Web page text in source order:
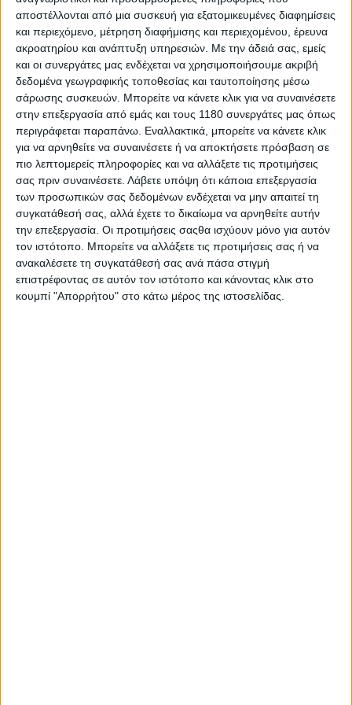
αποστέλλονται από μια συσκευή για εξατομικευμένες διαφημίσεις
και περιεχόμενο, μέτρηση διαφήμισης και περιεχομένου, έρευνα
ακροατηρίου και ανάπτυξη υπηρεσιών. Με την άδειά σας, εμείς
και οι συνεργάτες μας ενδέχεται να χρησιμοποιήσουμε ακριβή
δεδομένα γεωγραφικής τοποθεσίας και ταυτοποίησης μέσω
σάρωσης συσκευών. Μπορείτε να κάνετε κλικ για να συναινέσετε
στην επεξεργασία από εμάς και τους 1180 συνεργάτες μας όπως
περιγράφεται παραπάνω. Εναλλακτικά, μπορείτε να κάνετε κλικ
για να αρνηθείτε να συναινέσετε ή να αποκτήσετε πρόσβαση σε
πιο λεπτομερείς πληροφορίες και να αλλάξετε τις προτιμήσεις
σας πριν συναινέσετε. Λάβετε υπόψη ότι κάποια επεξεργασία
των προσωπικών σας δεδομένων ενδέχεται να μην απαιτεί τη
συγκατάθεσή σας, αλλά έχετε το δικαίωμα να αρνηθείτε αυτήν
την επεξεργασία. Οι προτιμήσεις σαςθα ισχύουν μόνο για αυτόν
τον ιστότοπο. Μπορείτε να αλλάξετε τις προτιμήσεις σας ή να
ανακαλέσετε τη συγκατάθεσή σας ανά πάσα στιγμή
επιστρέφοντας σε αυτόν τον ιστότοπο και κάνοντας κλικ στο
κουμπί "Απορρήτου" στο κάτω μέρος της ιστοσελίδας.
Συγκεκριμένα, ο Ιταλός φέρεται να έχει υπογράψει
συμβόλαιο τετραετούς διάρκειας με την Aprilia, με
εγγυημένα τα δύο πρώτα χρόνια και οψιόν ανανέωσης
για άλλα δύο.
Μαζί με τον Bagnaia θα μετακινηθεί και ο
αρχιμηχανικός του,Cristian Gabarrini, στη νέα ομάδα.
Ο Gabarrini ήταν μηχανικός τους Casey Stoner στη
Ducati και είχε ακολουθήσει τον Αυστραλό
πρωταθλητή όταν εκείνος μεταγράφτηκε στη Honda,
πράξη που φαίνεται να επαναλαμβάνει τώρα με τον
Bagnaia.
Καλό θα ήταν πάντως να ρίξουμε λίγο νερό στο κρασί
μας, καθώς
υπάρχουν κάποιες παράμετροι που θα
μπορούσαν να αλλάξουν την κατάσταση. Αφενός η
απόδοση τουJorge Martinμε την Aprilia δείχνει πως η
σύνδεση του Ισπανού με την RS-GP οδεύει σε πολύ